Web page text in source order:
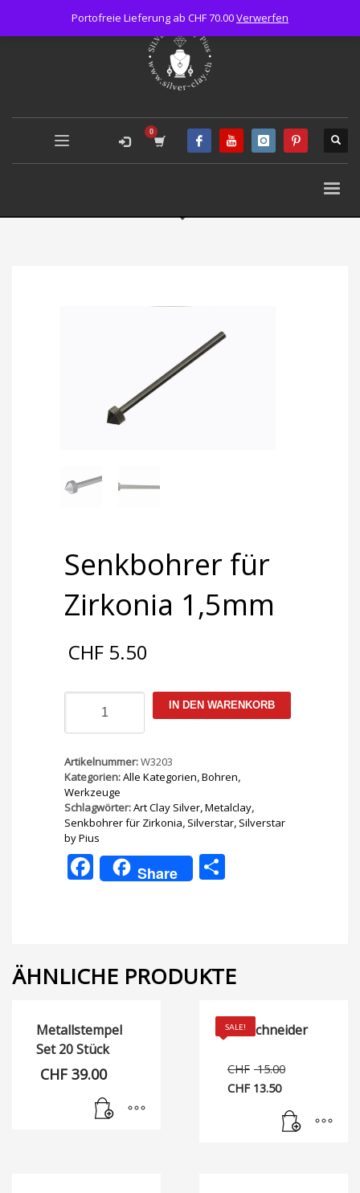
Senkbohrer für
Zirkonia 1,5mm
CHF 5.50
Menge
IN DEN WARENKORB
Artikelnummer:W3203
Kategorien:Alle Kategorien,Bohren,
Werkzeuge
Schlagwörter:Art Clay Silver,Metalclay,
Senkbohrer für Zirkonia, Silverstar, Silverstar
by Pius
Facebook
Share
ÄHNLICHE PRODUKTE
Metallstempel
Set 20 Stück
CHF 39.00
SALE!
Glasschneider
CHF 15.00
CHF13.50
Portofreie Lieferung ab CHF 70.00Verwerfen